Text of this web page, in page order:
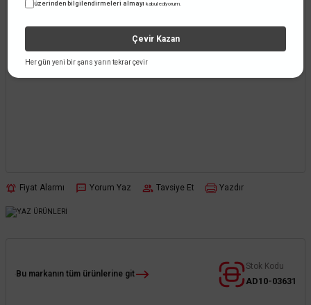
Fiyat Alarmı Yorum Yaz Tavsiye Et Yazdır
Bu markanın tüm ürünlerine git
Stok Kodu
AD10-03631
üzerinden bilgilendirmeleri almayı kabul ediyorum.
Çevir Kazan
Her gün yeni bir şans yarın tekrar çevir